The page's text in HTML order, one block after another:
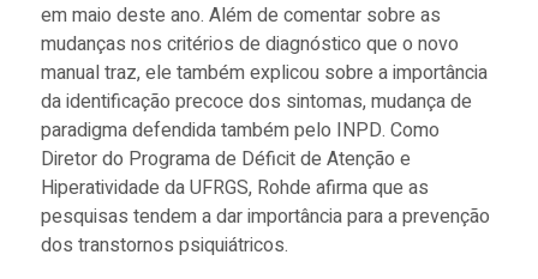
em maio deste ano. Além de comentar sobre as
mudanças nos critérios de diagnóstico que o novo
manual traz, ele também explicou sobre a importância
da identificação precoce dos sintomas, mudança de
paradigma defendida também pelo INPD. Como
Diretor do Programa de Déficit de Atenção e
Hiperatividade da UFRGS, Rohde afirma que as
pesquisas tendem a dar importância para a prevenção
dos transtornos psiquiátricos.